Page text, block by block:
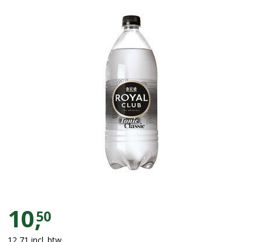
Royal Club Tonic (per 3 flessen)
10,50